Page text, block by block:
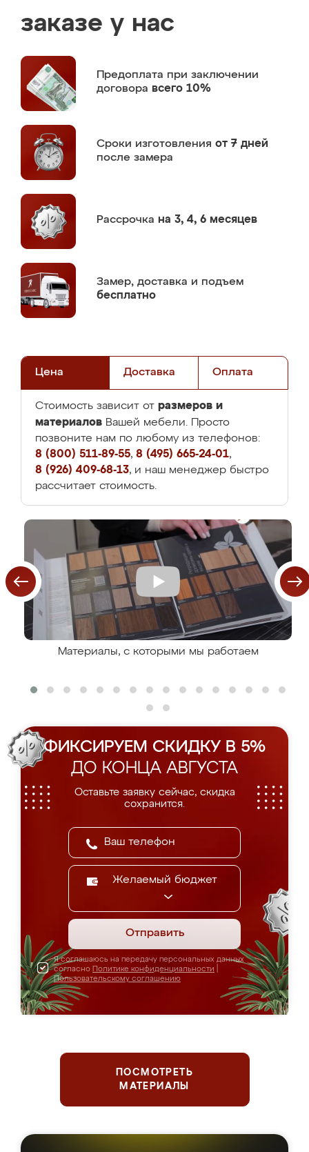
заказе у нас
Предоплата при заключении
договора всего 10%
Сроки изготовления от 7 дней
после замера
Рассрочка на 3, 4, 6 месяцев
Замер, доставка и подъем
бесплатно
Цена Доставка Оплата
Стоимость зависит от размеров и
материалов Вашей мебели. Просто
позвоните нам по любому из телефонов:
8 (800) 511-89-55, 8 (495) 665-24-01,
8 (926) 409-68-13, и наш менеджер быстро
рассчитает стоимость.
Материалы, с которыми мы работаем
ФИКСИРУЕМ СКИДКУ В 5%
ДО КОНЦА АВГУСТА
Оставьте заявку сейчас, скидка
сохранится.
Желаемый бюджет
Отправить
Я соглашаюсь на передачу персональных данных
согласно Политике конфиденциальности
Пользовательскому соглашению
ПОСМОТРЕТЬ
МАТЕРИАЛЫ